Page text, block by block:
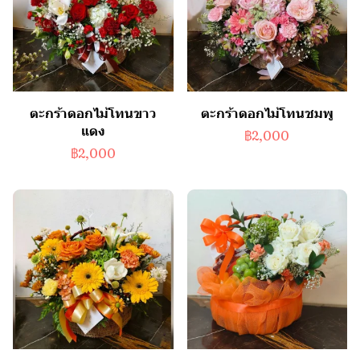
ตะกร้าดอกไม้โทนขาว
แดง
฿2,000
ตะกร้าดอกไม้โทนชมพู
฿2,000